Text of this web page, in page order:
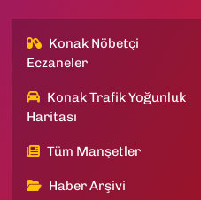
Konak Nöbetçi
Eczaneler
Konak Trafik Yoğunluk
Haritası
Tüm Manşetler
Haber Arşivi